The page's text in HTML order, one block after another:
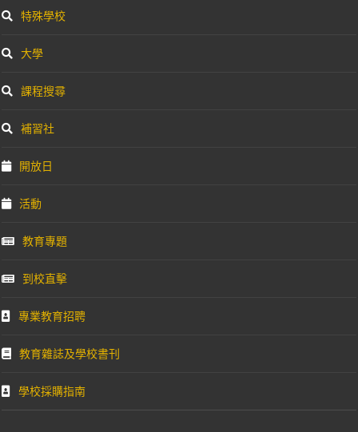
特殊學校
大學
課程搜尋
補習社
開放日
活動
教育專題
到校直擊
專業教育招聘
教育雜誌及學校書刊
學校採購指南